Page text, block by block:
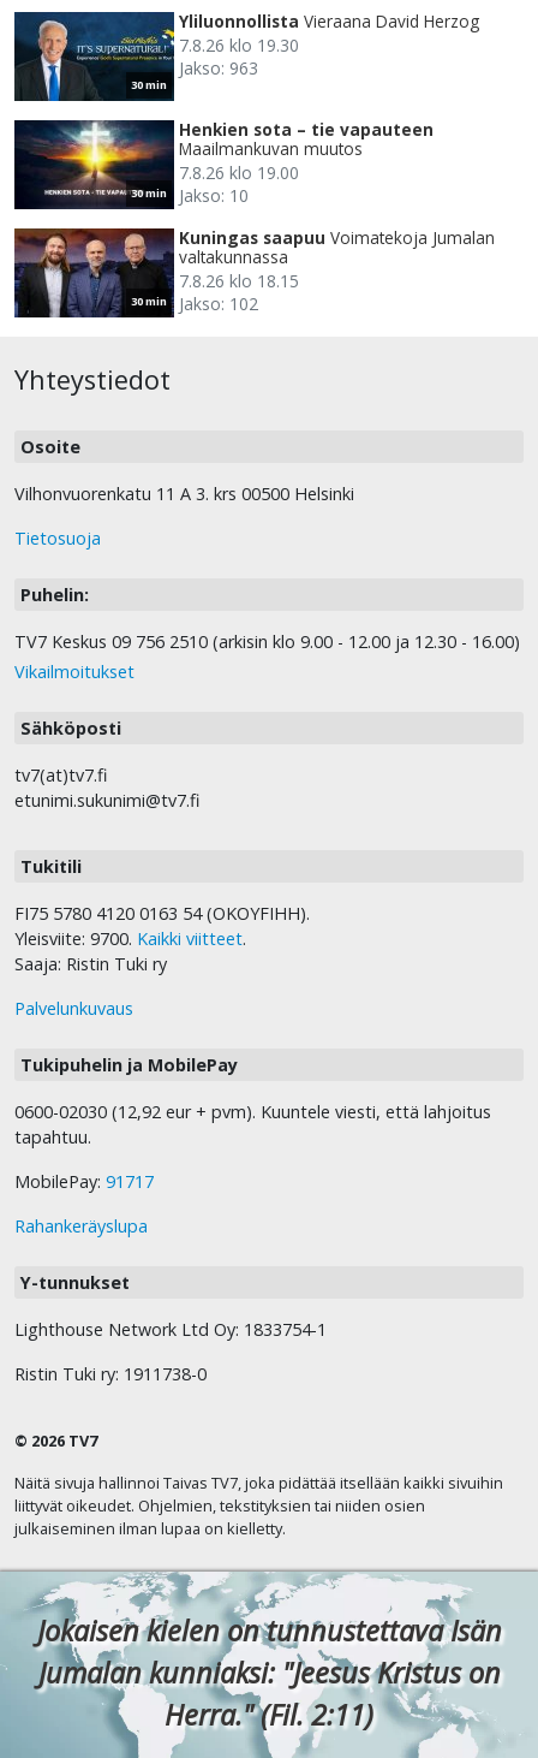
30 min
Yliluonnollista Vieraana David Herzog
7.8.26 klo 19.30
Jakso: 963
30 min
Henkien sota – tie vapauteen
Maailmankuvan muutos
7.8.26 klo 19.00
Jakso: 10
30 min
Kuningas saapuu Voimatekoja Jumalan
valtakunnassa
7.8.26 klo 18.15
Jakso: 102
Yhteystiedot
Osoite
Vilhonvuorenkatu 11 A 3. krs 00500 Helsinki
Tietosuoja
Puhelin:
TV7 Keskus 09 756 2510 (arkisin klo 9.00 - 12.00 ja 12.30 - 16.00)
Vikailmoitukset
Sähköposti
tv7(at)tv7.fi
etunimi.sukunimi@tv7.fi
Tukitili
FI75 5780 4120 0163 54 (OKOYFIHH).
Yleisviite: 9700. Kaikki viitteet.
Saaja: Ristin Tuki ry
Palvelunkuvaus
Tukipuhelin ja MobilePay
0600-02030 (12,92 eur + pvm). Kuuntele viesti, että lahjoitus
tapahtuu.
MobilePay: 91717
Rahankeräyslupa
Y-tunnukset
Lighthouse Network Ltd Oy: 1833754-1
Ristin Tuki ry: 1911738-0
© 2026 TV7
Näitä sivuja hallinnoi Taivas TV7, joka pidättää itsellään kaikki sivuihin
liittyvät oikeudet. Ohjelmien, tekstityksien tai niiden osien
julkaiseminen ilman lupaa on kielletty.
Jokaisen kielen on tunnustettava Isän
Jumalan kunniaksi: "Jeesus Kristus on
Herra." (Fil. 2:11)